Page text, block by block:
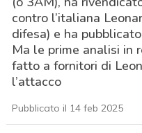
contro l’italiana
difesa) e ha
Ma le prime analisi in
fatto a fornitori di
l’attacco
Pubblicato il 14 feb 2025